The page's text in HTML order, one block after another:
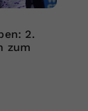
2.
zum